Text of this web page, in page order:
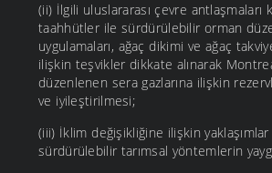
(ii) İlgili uluslararası çevre antlaşmaları
taahhütler ile sürdürülebilir orman
uygulamaları, ağaç dikimi ve ağaç
ilişkin teşvikler dikkate alınarak
düzenlenen sera gazlarına ilişkin
ve iyileştirilmesi;
(iii) İklim değişikliğine ilişkin yaklaşımlar
sürdürülebilir tarımsal yöntemlerin